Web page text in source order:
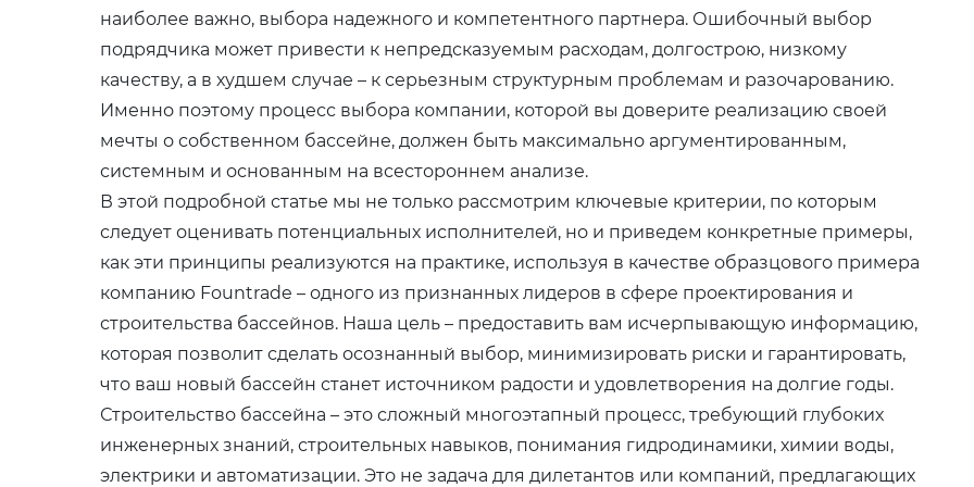
наиболее важно, выбора надежного и компетентного партнера. Ошибочный выбор
подрядчика может привести к непредсказуемым расходам, долгострою, низкому
качеству, а в худшем случае – к серьезным структурным проблемам и разочарованию.
Именно поэтому процесс выбора компании, которой вы доверите реализацию своей
мечты о собственном бассейне, должен быть максимально аргументированным,
системным и основанным на всестороннем анализе.
В этой подробной статье мы не только рассмотрим ключевые критерии, по которым
следует оценивать потенциальных исполнителей, но и приведем конкретные примеры,
как эти принципы реализуются на практике, используя в качестве образцового примера
компанию Fountrade – одного из признанных лидеров в сфере проектирования и
строительства бассейнов. Наша цель – предоставить вам исчерпывающую информацию,
которая позволит сделать осознанный выбор, минимизировать риски и гарантировать,
что ваш новый бассейн станет источником радости и удовлетворения на долгие годы.
Строительство бассейна – это сложный многоэтапный процесс, требующий глубоких
инженерных знаний, строительных навыков, понимания гидродинамики, химии воды,
электрики и автоматизации. Это не задача для дилетантов или компаний, предлагающих